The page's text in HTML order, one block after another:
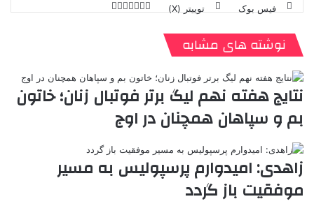
فیس بوک توییتر (X)
ی
ن
ل
ر
ر
س
تt
a
ا
م
نوشته های مشابه
نتایج هفته نهم لیگ برتر فوتبال زنان؛ خاتون
بم و سپاهان همچنان در اوج
زاهدی: امیدوارم پرسپولیس به مسیر
موفقیت باز گردد